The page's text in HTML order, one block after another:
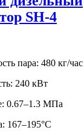
SH-4
пара: 480 кг/час
240 кВт
0.67–1.3 МПа
167–195°С